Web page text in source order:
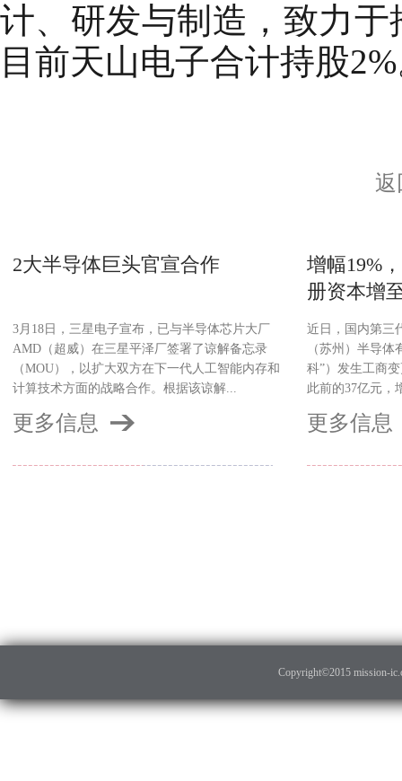
计、研发与制造，致力
目前天山电子合计持股
返
2大半导体巨头官宣合作
3月18日，三星电子宣布，已与半导体芯片大厂
AMD（超威）在三星平泽厂签署了谅解备忘录
（MOU），以扩大双方在下一代人工智能内存和
计算技术方面的战略合作。根据该谅解...
更多信息
增幅19%
册资本增
近日，国内第三
（苏州）半导
科”）发生工商
此前的37亿元，
更多信息
Copyright©2015 mission-